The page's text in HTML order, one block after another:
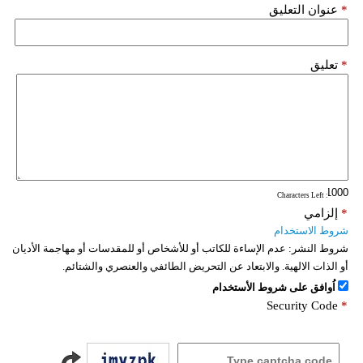
عنوان التعليق *
تعليق *
: Characters Left
إلزامي *
شروط الاستخدام
شروط النشر: عدم الإساءة للكاتب أو للأشخاص أو للمقدسات أو مهاجمة الأديان
أو الذات الالهية. والابتعاد عن التحريض الطائفي والعنصري والشتائم.
اُوافق على شروط الأستخدام
Security Code *